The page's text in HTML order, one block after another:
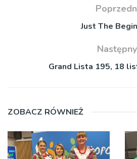
Just The
Następny
Grand Lista 195, 18
ZOBACZ RÓWNIEŻ